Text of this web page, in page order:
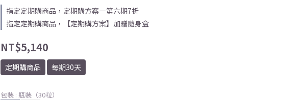
指定定期購商品，定期購方案—第六期7折
指定定期購商品，【定期購方案】加贈隨身盒
NT$5,140
定期購商品 每期30天
包裝 : 瓶裝（30粒）